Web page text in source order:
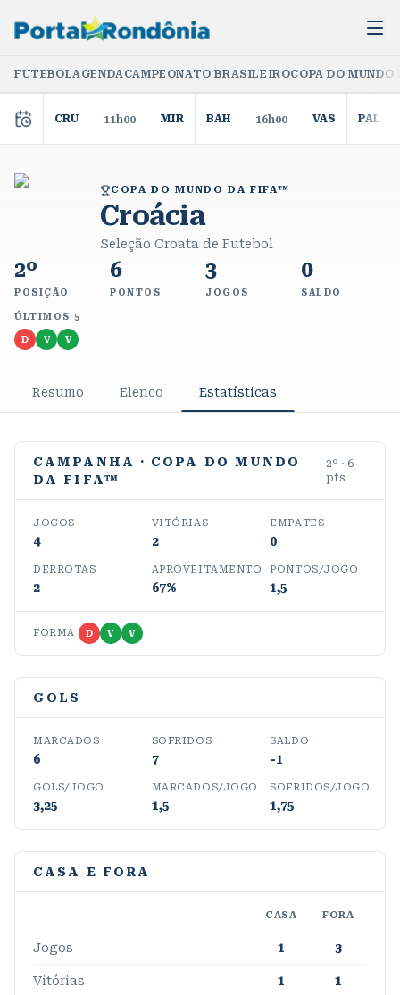
FUTEBOLAGENDACAMPEONATO BRASILEIROCOPA DO
CRU 11h00 MIR BAH 16h00 VAS PAL
COPA DO MUNDO DA FIFA™
Croácia
Seleção Croata de Futebol
2º
POSIÇÃO
6
PONTOS
3
JOGOS
0
SALDO
ÚLTIMOS 5
D V V
Resumo Elenco Estatísticas
CAMPANHA
· COPA DO MUNDO
DA FIFA™
2º · 6
pts
JOGOS
4
VITÓRIAS
2
EMPATES
0
DERROTAS
2
APROVEITAMENTO
67%
PONTOS/JOGO
1,5
FORMA D V V
GOLS
MARCADOS
6
SOFRIDOS
7
SALDO
-1
GOLS/JOGO
3,25
MARCADOS/JOGO
1,5
SOFRIDOS/JOGO
1,75
CASA E FORA
CASA FORA
Jogos 1 3
Vitórias 1 1